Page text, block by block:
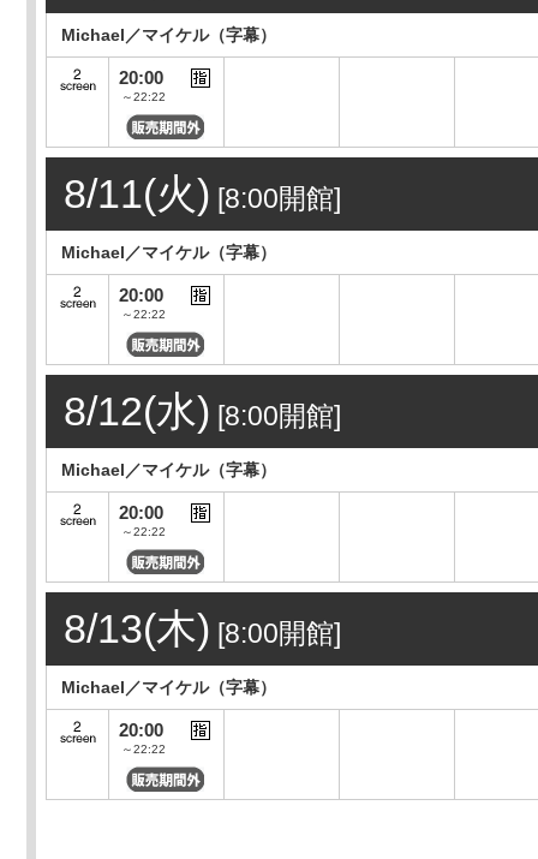
Michael／マイケル（字幕）
20:00
～22:22
8/11(火) [8:00開館]
Michael／マイケル（字幕）
20:00
～22:22
8/12(水) [8:00開館]
Michael／マイケル（字幕）
20:00
～22:22
8/13(木) [8:00開館]
Michael／マイケル（字幕）
20:00
～22:22